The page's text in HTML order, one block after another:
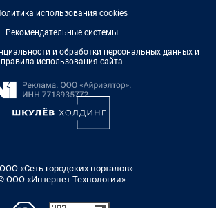
использования cookies
Рекомендательные системы
и обработки персональных данных и
правила использования сайта
«Сеть городских порталов»
ООО «Интернет Технологии»